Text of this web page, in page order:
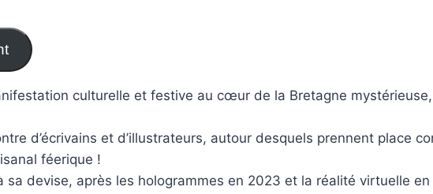
culturelle et festive au cœur de la Bretagne
d’écrivains et d’illustrateurs, autour desquels prennent place
féerique !
sa devise, après les hologrammes en 2023 et la réalité virtuelle